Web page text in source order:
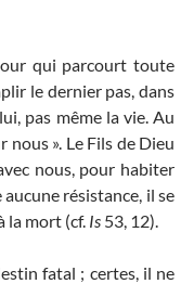
qui parcourt toute
le dernier pas, dans
pas même la vie. Au
nous ». Le Fils de Dieu
nous, pour habiter
résistance, il se
la mort (cf. Is 53, 12).
fatal ; certes, il ne